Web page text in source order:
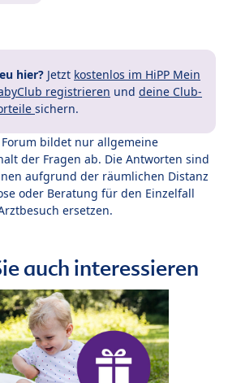
hier? Jetzt kostenlos im HiPP Mein
registrieren und deine Club-
sichern.
bildet nur allgemeine
der Fragen ab. Die Antworten sind
aufgrund der räumlichen Distanz
oder Beratung für den Einzelfall
ersetzen.
auch interessieren